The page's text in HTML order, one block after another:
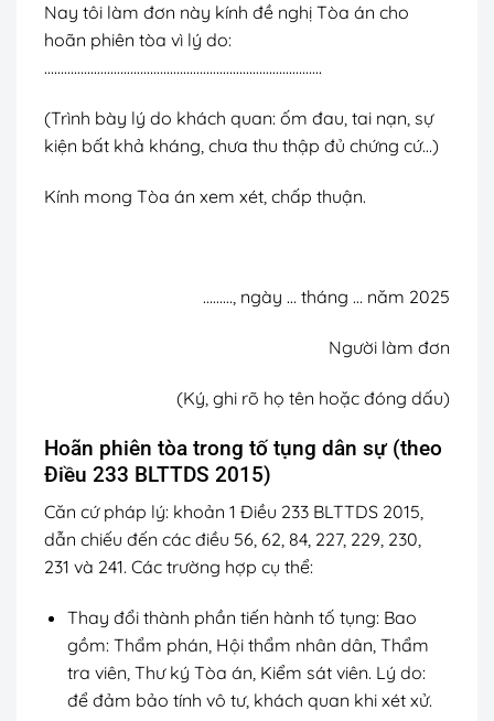
Nay tôi làm đơn này kính đề nghị Tòa án cho
hoãn phiên tòa vì lý do:
…………………………………………………………………………
(Trình bày lý do khách quan: ốm đau, tai nạn, sự
kiện bất khả kháng, chưa thu thập đủ chứng cứ…)
Kính mong Tòa án xem xét, chấp thuận.
………, ngày … tháng … năm 2025
Người làm đơn
(Ký, ghi rõ họ tên hoặc đóng dấu)
Hoãn phiên tòa trong tố tụng dân sự (theo
Điều 233 BLTTDS 2015)
Căn cứ pháp lý: khoản 1 Điều 233 BLTTDS 2015,
dẫn chiếu đến các điều 56, 62, 84, 227, 229, 230,
231 và 241. Các trường hợp cụ thể:
Thay đổi thành phần tiến hành tố tụng: Bao
gồm: Thẩm phán, Hội thẩm nhân dân, Thẩm
tra viên, Thư ký Tòa án, Kiểm sát viên. Lý do:
để đảm bảo tính vô tư, khách quan khi xét xử.